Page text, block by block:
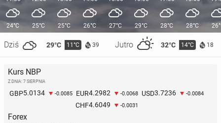
24°C
Dziś 29°C 11°C 39 Jutro 32°C 14°C 18
25°C 25°C 26°C 27°C 29°C 28°C 28°C
Kurs NBP
Z DNIA: 7 SIERPNIA
GBP5.0134 -0.0085 EUR4.2982 -0.0068 USD3.7236 -0.0084
CHF4.6049 -0.0031
Forex